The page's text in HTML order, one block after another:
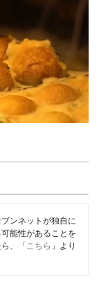
ンネットが独自に
能性があることを
、「 こちら 」より